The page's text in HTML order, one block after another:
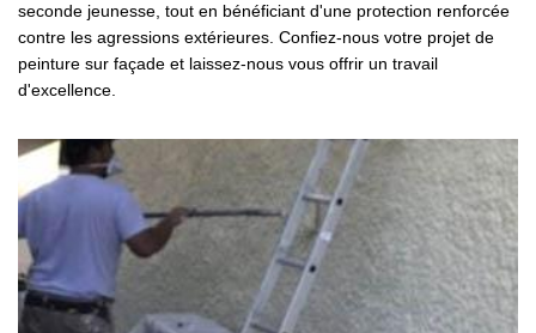
seconde jeunesse, tout en bénéficiant d'une protection renforcée
contre les agressions extérieures. Confiez-nous votre projet de
peinture sur façade et laissez-nous vous offrir un travail
d'excellence.